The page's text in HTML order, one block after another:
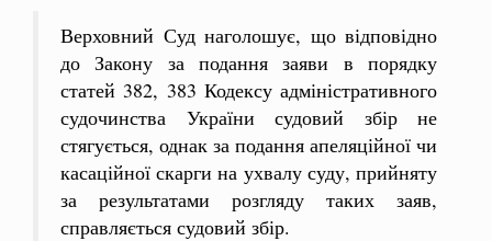
Верховний Суд наголошує, що відповідно
до Закону за подання заяви в порядку
статей 382, 383 Кодексу адміністративного
судочинства України судовий збір не
стягується, однак за подання апеляційної чи
касаційної скарги на ухвалу суду, прийняту
за результатами розгляду таких заяв,
справляється судовий збір.